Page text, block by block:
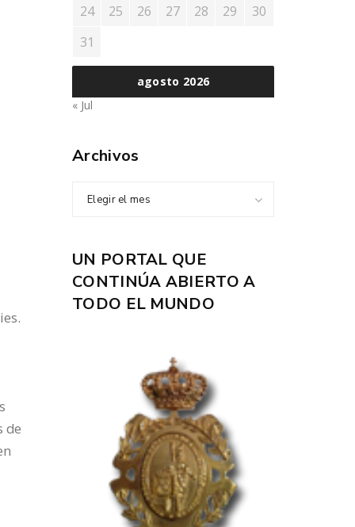
de
agosto 2026
24
25 26 27 28 29
30
31
« Jul
Archivos
Elegir el mes
UN PORTAL QUE
CONTINÚA ABIERTO A
TODO EL MUNDO